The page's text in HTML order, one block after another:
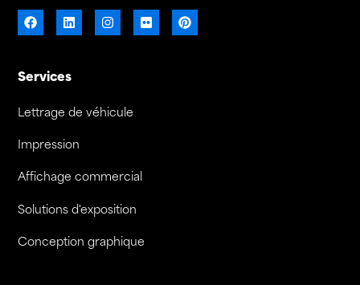
Services
Lettrage de véhicule
Impression
Affichage commercial
Solutions d'exposition
Conception graphique